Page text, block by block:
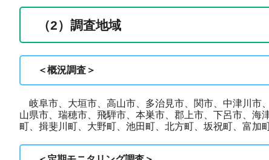
（2）調査地域
＜概況調査＞
岐阜市、大垣市、高山市、多治見市、関市、中津川市
山県市、瑞穂市、飛騨市、本巣市、郡上市、下呂市、
町、揖斐川町、大野町、池田町、北方町、坂祝町、富加